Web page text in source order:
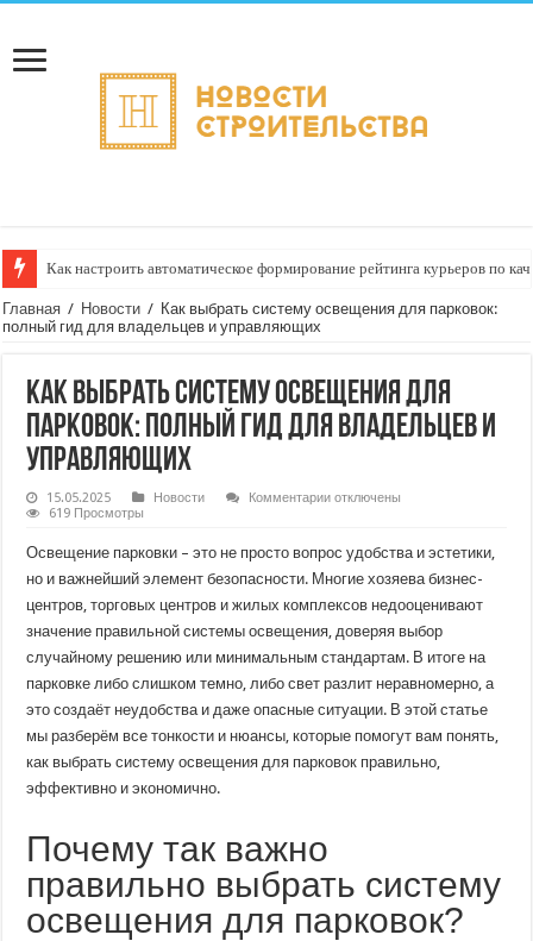
Как настроить автоматическое формирование рейтинга курьеров по
Главная / Новости / Как выбрать систему освещения для парковок:
полный гид для владельцев и управляющих
Как выбрать систему освещения для
парковок: полный гид для владельцев и
управляющих
15.05.2025 Новости Комментариик
систему
освещения
для
парковок:
гид
для
владельцев
и
управляющих
отключены
619 Просмотры
Освещение парковки – это не просто вопрос удобства и эстетики,
но и важнейший элемент безопасности. Многие хозяева бизнес-
центров, торговых центров и жилых комплексов недооценивают
значение правильной системы освещения, доверяя выбор
случайному решению или минимальным стандартам. В итоге на
парковке либо слишком темно, либо свет разлит неравномерно, а
это создаёт неудобства и даже опасные ситуации. В этой статье
мы разберём все тонкости и нюансы, которые помогут вам понять,
как выбрать систему освещения для парковок правильно,
эффективно и экономично.
Почему так важно
правильно выбрать систему
освещения для парковок?